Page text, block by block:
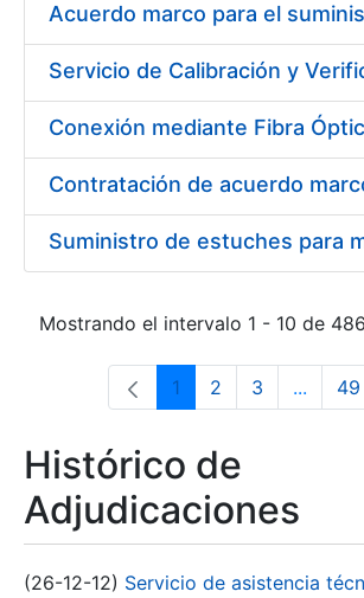
Mostrando el intervalo 1 - 10 de
Página
1 Página
2 Página
3 ... 49
Histórico de
Adjudicaciones
(26-12-12) Servicio de asistencia